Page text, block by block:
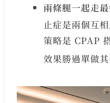
兩條腿一起走
止症是兩個互
策略是 CPAP
效果勝過單做